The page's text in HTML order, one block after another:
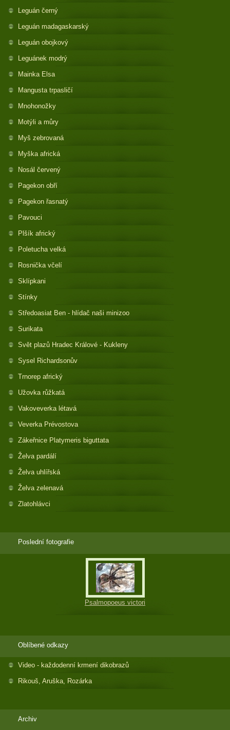
Leguán černý
Leguán madagaskarský
Leguán obojkový
Leguánek modrý
Mainka Elsa
Mangusta trpasličí
Mnohonožky
Motýli a můry
Myš zebrovaná
Myška africká
Nosál červený
Pagekon obří
Pagekon řasnatý
Pavouci
Plšík africký
Poletucha velká
Rosnička včelí
Sklípkani
Stínky
Středoasiat Ben - hlídač naši minizoo
Surikata
Svět plazů Hradec Králové - Kukleny
Sysel Richardsonův
Trnorep africký
Užovka růžkatá
Vakoveverka létavá
Veverka Prévostova
Zákeřnice Platymeris biguttata
Želva pardálí
Želva uhlířská
Želva zelenavá
Zlatohlávci
Poslední fotografie
Psalmopoeus victori
Oblíbené odkazy
Video - každodenní krmení dikobrazů
Rikouš, Aruška, Rozárka
Archiv